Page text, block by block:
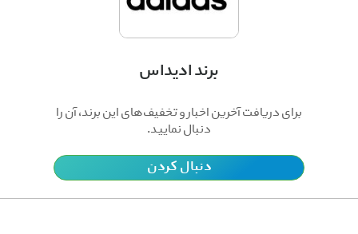
برند ادیداس
برای دریافت آخرین اخبار و تخفیف‌های این برند، آن را
دنبال نمایید.
دنبال کردن